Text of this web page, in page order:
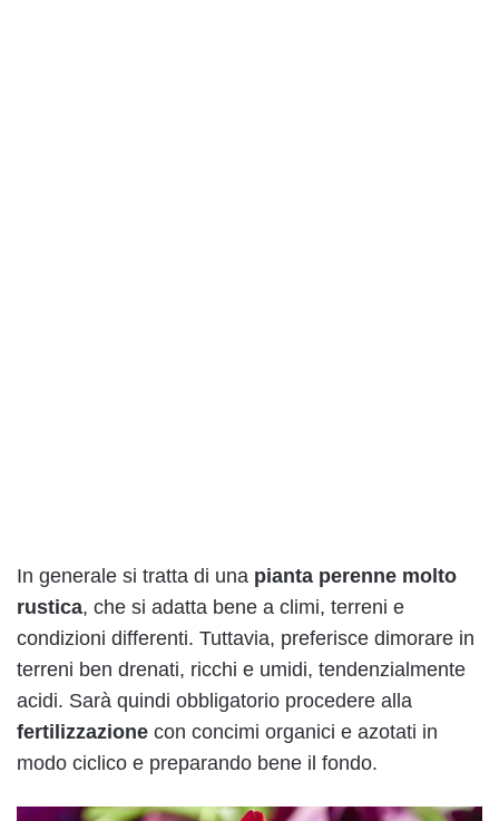
In generale si tratta di una pianta perenne molto
rustica, che si adatta bene a climi, terreni e
condizioni differenti. Tuttavia, preferisce dimorare in
terreni ben drenati, ricchi e umidi, tendenzialmente
acidi. Sarà quindi obbligatorio procedere alla
fertilizzazione con concimi organici e azotati in
modo ciclico e preparando bene il fondo.